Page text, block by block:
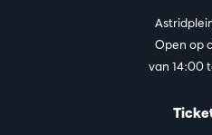
Open op
van 14:00